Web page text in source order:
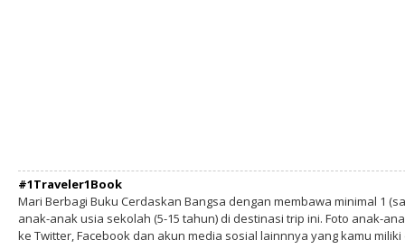
#1Traveler1Book
Mari Berbagi Buku Cerdaskan Bangsa dengan membawa minimal 1
anak-anak usia sekolah (5-15 tahun) di destinasi trip ini. Foto anak-
ke Twitter, Facebook dan akun media sosial lainnnya yang kamu